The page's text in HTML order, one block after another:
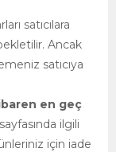
satıcılara
Ancak
satıcıya
en geç
sayfasında ilgili
için iade